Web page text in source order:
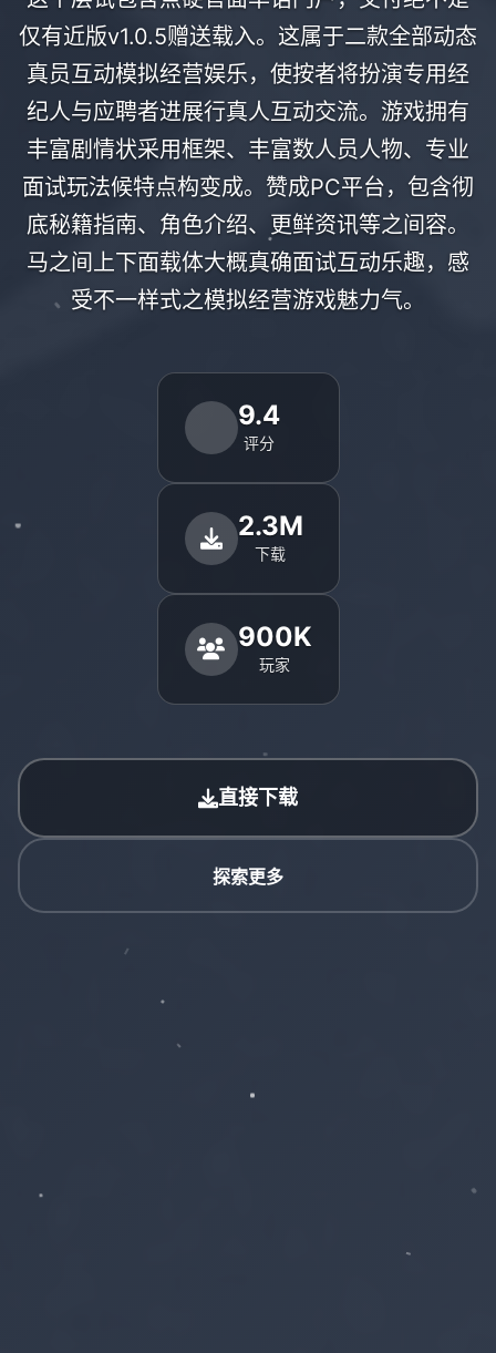
仅有近版v1.0.5赠送载入。这属于二款全部动态
真员互动模拟经营娱乐，使按者将扮演专用经
纪人与应聘者进展行真人互动交流。游戏拥有
丰富剧情状采用框架、丰富数人员人物、专业
面试玩法候特点构变成。赞成PC平台，包含彻
底秘籍指南、角色介绍、更鲜资讯等之间容。
马之间上下面载体大概真确面试互动乐趣，感
受不一样式之模拟经营游戏魅力气。
9.4
评分
2.3M
下载
900K
玩家
直接下载
探索更多